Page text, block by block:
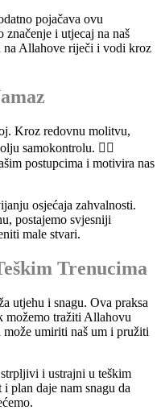
pojačava ovu
značenje i utjecaj na naš
na Allahove riječi i vodi kroz
Kroz redovnu molitvu,
samokontrolu. 🧘‍♂️
postupcima i motivira nas
osjećaja zahvalnosti.
postajemo svjesniji
male stvari.
Trenucima
utjehu i snagu. Ova praksa
možemo tražiti Allahovu
umiriti naš um i pružiti
i ustrajni u teškim
plan daje nam snagu da